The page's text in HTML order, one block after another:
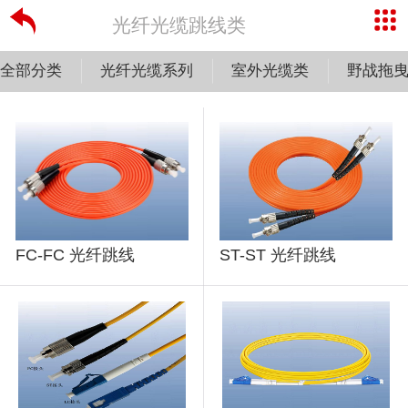
光纤光缆跳线类
全部分类 光纤光缆系列 室外光缆类 野战拖
FC-FC 光纤跳线 ST-ST 光纤跳线